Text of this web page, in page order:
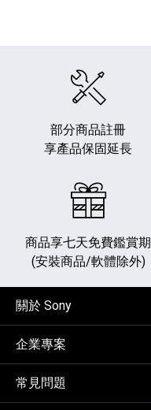
部分商品註冊
享產品保固延長
商品享七天免費鑑賞期
(安裝商品/軟體除外)
關於 Sony
企業專案
常見問題